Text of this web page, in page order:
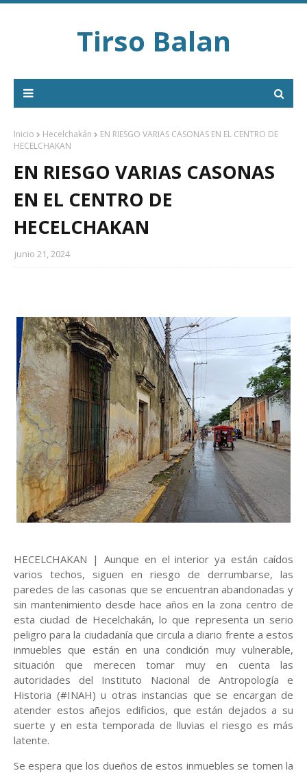
Tirso Balan
Inicio Hecelchakán
EN RIESGO VARIAS CASONAS EN EL CENTRO DE
HECELCHAKAN
EN RIESGO VARIAS CASONAS
EN EL CENTRO DE
HECELCHAKAN
junio 21, 2024
HECELCHAKAN | Aunque en el interior ya están caídos
varios techos, siguen en riesgo de derrumbarse, las
paredes de las casonas que se encuentran abandonadas y
sin mantenimiento desde hace años en la zona centro de
esta ciudad de Hecelchakán, lo que representa un serio
peligro para la ciudadanía que circula a diario frente a estos
inmuebles que están en una condición muy vulnerable,
situación que merecen tomar muy en cuenta las
autoridades del Instituto Nacional de Antropología e
Historia (#INAH) u otras instancias que se encargan de
atender estos añejos edificios, que están dejados a su
suerte y en esta temporada de lluvias el riesgo es más
latente.
Se espera que los dueños de estos inmuebles se tomen la